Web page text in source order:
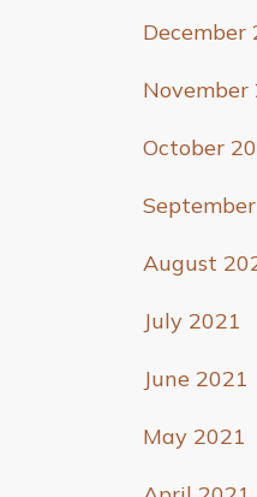
December
November
October
August
July 2021
June 2021
May 2021